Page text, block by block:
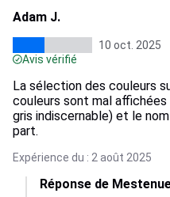
Adam J.
10 oct. 2025
Avis vérifié
La sélection des couleurs
couleurs sont mal
gris indiscernable) et le
part.
Expérience du : 2 août 2025
Réponse de